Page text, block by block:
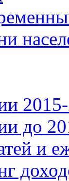
2015-
до
и